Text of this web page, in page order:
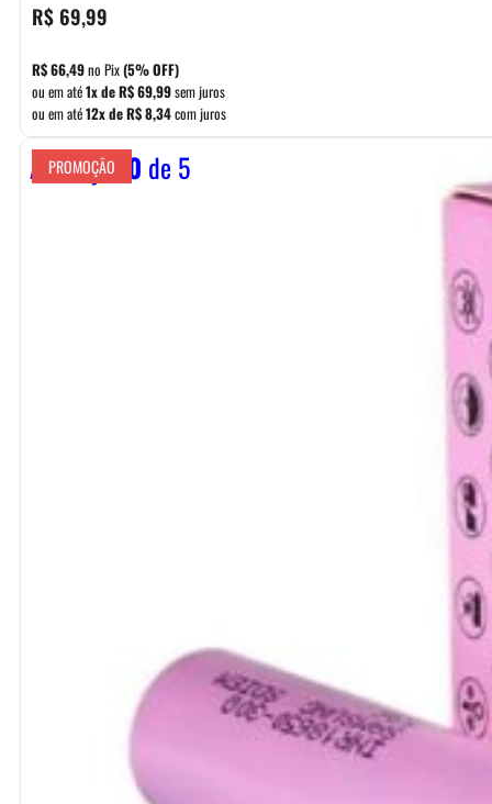
R$ 69,99
R$66,49no Pix(5% OFF)
ou em até1x deR$69,99sem juros
ou em até12x deR$8,34com juros
Avaliação 0 de 5
PROMOÇÃO